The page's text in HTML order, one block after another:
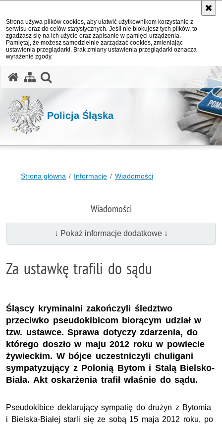
Strona używa plików cookies, aby ułatwić użytkownikom korzystanie z
serwisu oraz do celów statystycznych. Jeśli nie blokujesz tych plików, to
zgadzasz się na ich użycie oraz zapisanie w pamięci urządzenia.
Pamiętaj, że możesz samodzielnie zarządzać cookies, zmieniając
ustawienia przeglądarki. Brak zmiany ustawienia przeglądarki oznacza
wyrażenie zgody.
Policja Śląska
Strona główna Informacje Wiadomości
Wiadomości
↓ Pokaż informacje dodatkowe ↓
Za ustawkę trafili do sądu
Śląscy kryminalni zakończyli śledztwo
przeciwko pseudokibicom biorącym udział w
tzw. ustawce. Sprawa dotyczy zdarzenia, do
którego doszło w maju 2012 roku w powiecie
żywieckim. W bójce uczestniczyli chuligani
sympatyzujący z Polonią Bytom i Stalą Bielsko-
Biała. Akt oskarżenia trafił właśnie do sądu.
Pseudokibice deklarujący sympatię do drużyn z Bytomia
i Bielska-Białej starli się ze sobą 15 maja 2012 roku, po